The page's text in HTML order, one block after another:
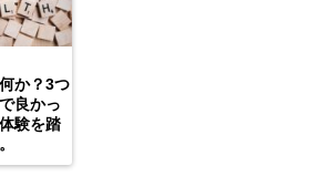
か？3つ
良かっ
験を踏